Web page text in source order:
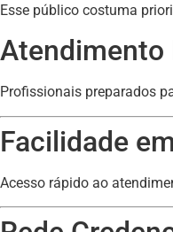
Esse público costuma
Atendimento
Profissionais preparados
Facilidade
Acesso rápido ao